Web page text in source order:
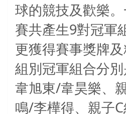
球的競技及歡樂
賽共產生9對冠軍
更獲得賽事獎牌
組別冠軍組合分
韋旭東/韋昊樂、
鳴/李樺得、親子C